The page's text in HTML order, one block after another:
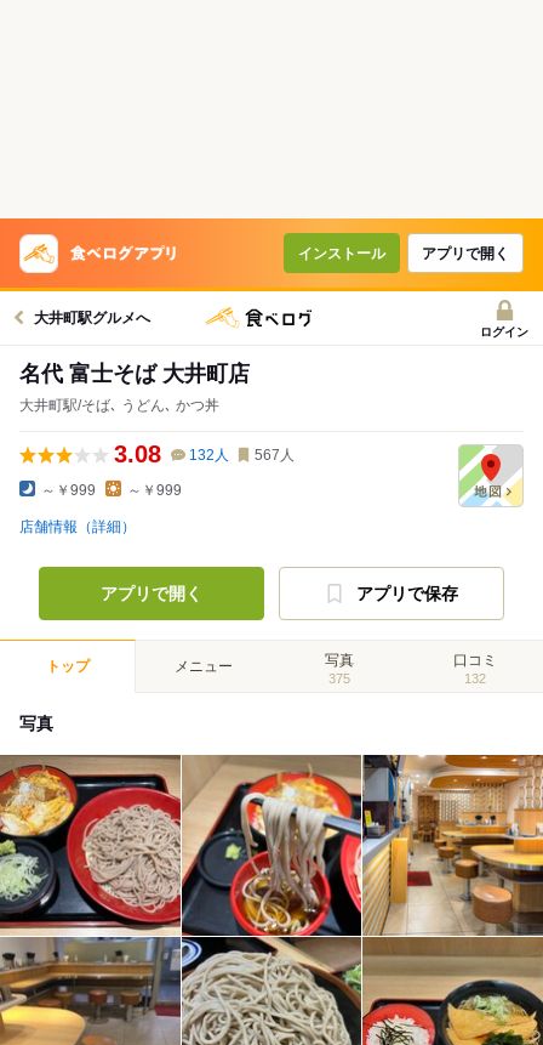
インストール アプリで開く
大井町駅グルメへ
ログイン
名代 富士そば 大井町店
大井町駅/そば､ うどん､ かつ丼
3.08 132 人 567 人
～￥999 ～￥999
店舗情報（詳細）
アプリで開く アプリで保存
トップ メニュー 写真
375
口コミ
132
写真